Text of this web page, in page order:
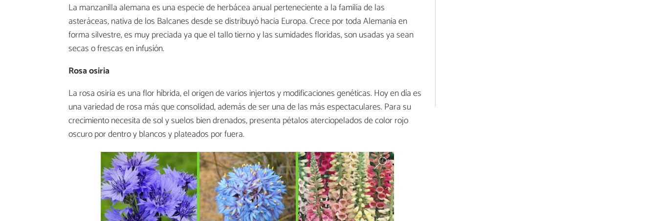
La manzanilla alemana es una especie de herbácea anual perteneciente a la familia de las
asteráceas, nativa de los Balcanes desde se distribuyó hacia Europa. Crece por toda Alemania en
forma silvestre, es muy preciada ya que el tallo tierno y las sumidades floridas, son usadas ya sean
secas o frescas en infusión.
Rosa osiria
La rosa osiria es una flor híbrida, el origen de varios injertos y modificaciones genéticas. Hoy en día es
una variedad de rosa más que consolidad, además de ser una de las más espectaculares. Para su
crecimiento necesita de sol y suelos bien drenados, presenta pétalos aterciopelados de color rojo
oscuro por dentro y blancos y plateados por fuera.